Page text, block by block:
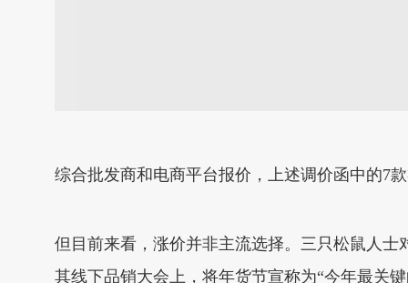
综合批发商和电商平台报价，上述调价函中的7
但目前来看，涨价并非主流选择。三只松鼠人
其线下品销大会上，将年货节宣称为“今年最关